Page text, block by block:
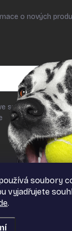
soubory
vyjadřujete
.
o nových
smyslu § 7 odst. 2
podmínek ochrany